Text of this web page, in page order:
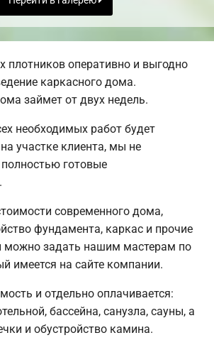
плотников оперативно и выгодно
каркасного дома.
займет от двух недель.
необходимых работ будет
участке клиента, мы не
готовые
современного дома,
фундамента, каркас и прочие
можно задать нашим мастерам по
имеется на сайте компании.
и отдельно оплачивается:
бассейна, санузла, сауны, а
и обустройство камина.